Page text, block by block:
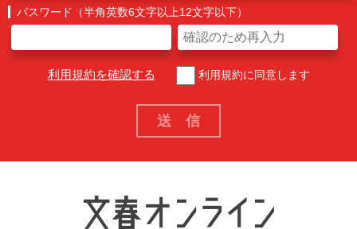
パスワード（半角英数6文字以上12文字以下）
利用規約を確認する 利用規約に同意します